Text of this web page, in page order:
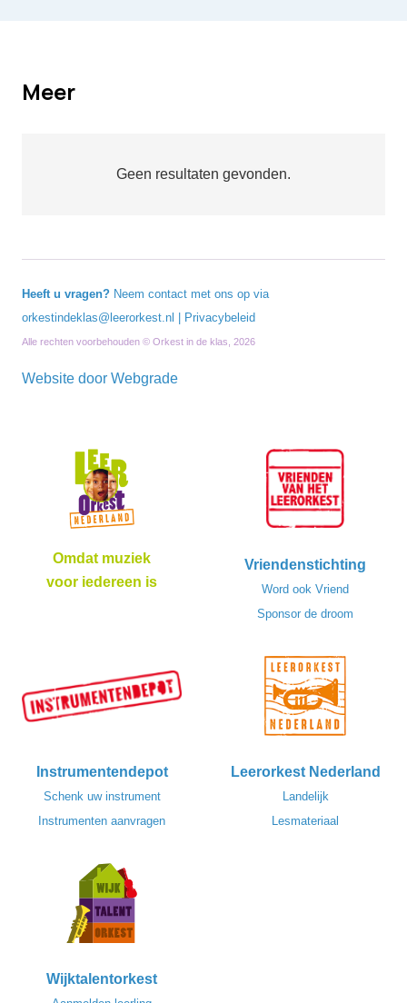
Meer
Geen resultaten gevonden.
Omdat muziek
voor iedereen is
Vriendenstichting
Word ook Vriend
Sponsor de droom
Instrumentendepot
Schenk uw instrument
Instrumenten aanvragen
Leerorkest Nederland
Landelijk
Lesmateriaal
Wijktalentorkest
Heeft u vragen? Neem contact met ons op via
orkestindeklas@leerorkest.nl
Privacybeleid
Alle rechten voorbehouden © Orkest in de klas, 2026
Website door Webgrade